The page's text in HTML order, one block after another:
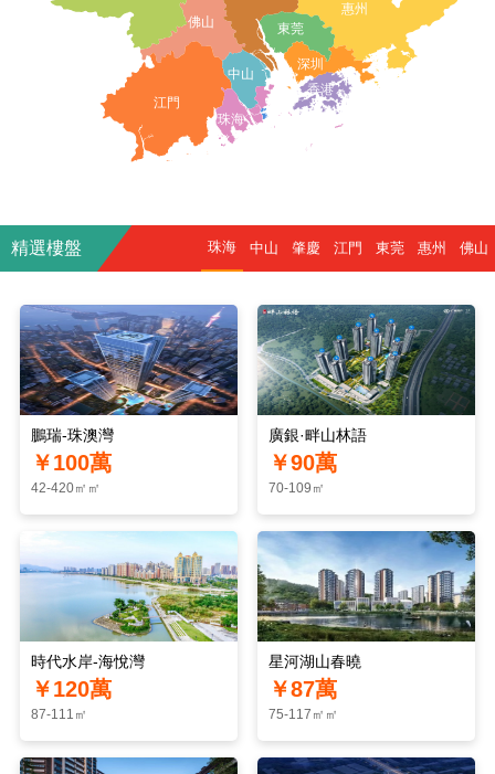
深圳
佛山
江門
惠州
東莞
香港
中山
珠海
精選樓盤 珠海 中山 肇慶 江門 東莞 惠州 佛山
鵬瑞-珠澳灣
￥100萬
42-420㎡㎡
廣銀·畔山林語
￥90萬
70-109㎡
時代水岸-海悅灣
￥120萬
87-111㎡
星河湖山春曉
￥87萬
75-117㎡㎡